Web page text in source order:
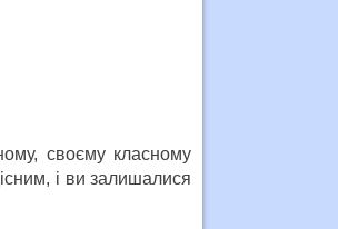
своєму класному
і ви залишалися